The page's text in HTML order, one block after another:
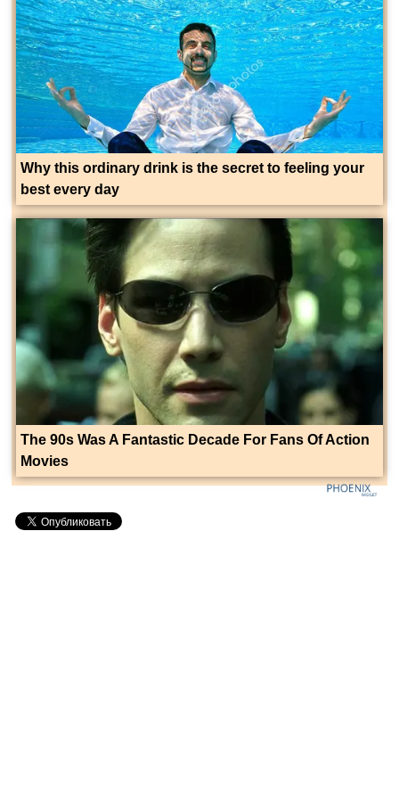
Why this ordinary drink is the secret to feeling your
best every day
The 90s Was A Fantastic Decade For Fans Of Action
Movies